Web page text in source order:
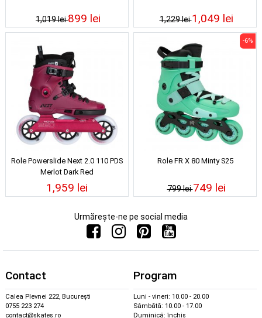
1,019 lei899 lei 1,229 lei1,049 lei
Role Powerslide Next 2.0 110 PDS
Merlot Dark Red
1,959 lei
Role FR X 80 Minty S25
799 lei
-6%
749 lei
Urmărește-ne pe social media
Contact
Calea Plevnei 222, București
0755 223 274
contact@skates.ro
Program
Luni - vineri: 10.00 - 20.00
Sâmbătă: 10.00 - 17.00
Duminică: închis